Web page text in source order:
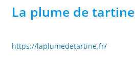
La plume de tartine
https://laplumedetartine.fr/